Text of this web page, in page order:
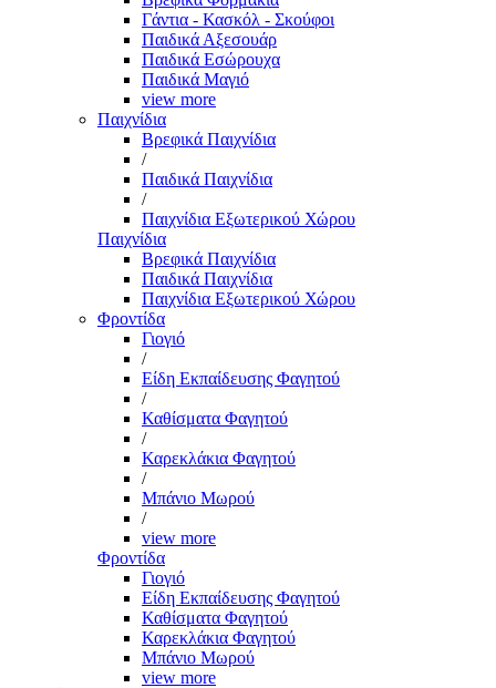
Γάντια - Κασκόλ - Σκούφοι
Παιδικά Αξεσουάρ
Παιδικά Εσώρουχα
Παιδικά Μαγιό
view more
Παιχνίδια
Βρεφικά Παιχνίδια
/
Παιδικά Παιχνίδια
/
Παιχνίδια Εξωτερικού Χώρου
Παιχνίδια
Βρεφικά Παιχνίδια
Παιδικά Παιχνίδια
Παιχνίδια Εξωτερικού Χώρου
Φροντίδα
Γιογιό
/
Είδη Εκπαίδευσης Φαγητού
/
Καθίσματα Φαγητού
/
Καρεκλάκια Φαγητού
/
Μπάνιο Μωρού
/
view more
Φροντίδα
Γιογιό
Είδη Εκπαίδευσης Φαγητού
Καθίσματα Φαγητού
Καρεκλάκια Φαγητού
Μπάνιο Μωρού
view more